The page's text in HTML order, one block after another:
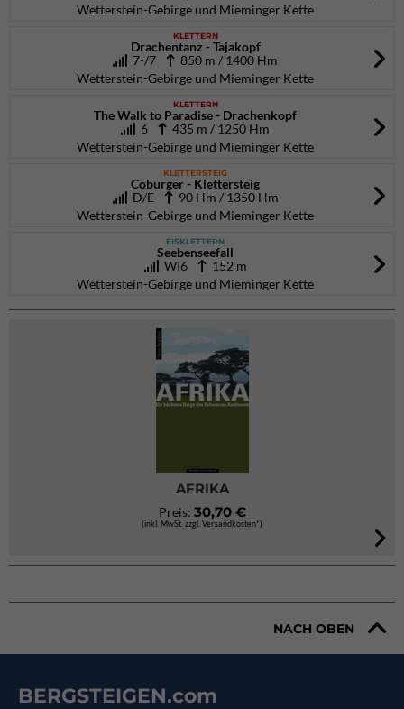
Wetterstein-Gebirge und Mieminger Kette
KLETTERN
Drachentanz - Tajakopf
7-/7
850 m / 1400 Hm
Wetterstein-Gebirge und Mieminger Kette
KLETTERN
The Walk to Paradise - Drachenkopf
6
435 m / 1250 Hm
Wetterstein-Gebirge und Mieminger Kette
KLETTERSTEIG
Coburger - Klettersteig
D/E 90 Hm / 1350 Hm
Wetterstein-Gebirge und Mieminger Kette
EISKLETTERN
Seebenseefall
WI6 152 m
Wetterstein-Gebirge und Mieminger Kette
AFRIKA
Preis: 30,70 €
(inkl. MwSt. zzgl. Versandkosten*)
NACH OBEN
BERGSTEIGEN.com